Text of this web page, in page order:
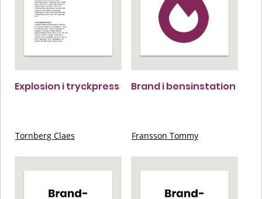
Explosion i tryckpress
Tornberg Claes
Brand i bensinstation
Fransson Tommy